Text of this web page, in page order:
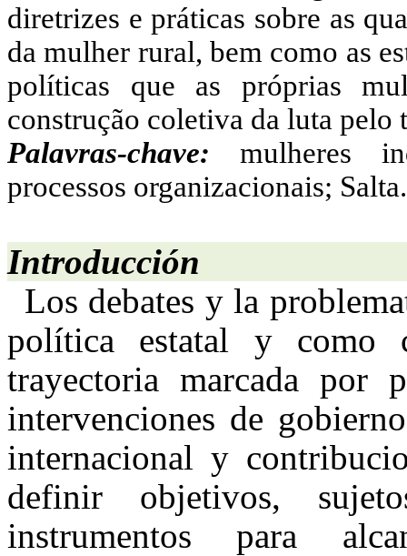
diretrizes e práticas sobre as
da mulher rural, bem como as
políticas que as próprias
construção coletiva da luta pelo
Palavras-chave: mulheres
processos organizacionais; Salta.
Introducción
Los debates y la
política estatal y como
trayectoria marcada por
intervenciones de
internacional y
definir objetivos,
instrumentos para